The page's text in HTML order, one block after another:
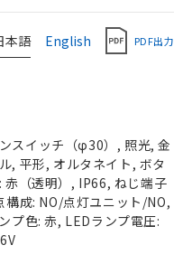
本語 English PDF出力
スイッチ（φ30）, 照光, 金
, 平形, オルタネイト, ボタ
赤（透明）, IP66, ねじ端子
構成: NO/点灯ユニット/NO,
プ色: 赤, LEDランプ電圧: